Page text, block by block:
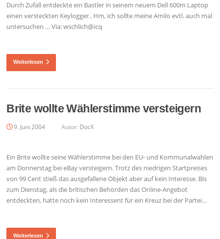
Durch Zufall entdeckte ein Bastler in seinem neuem Dell 600m Laptop
einen versteckten Keylogger.. Hm, ich sollte meine Amilo evtl. auch mal
untersuchen … Via: wschlich@icq
Weiterlesen
Brite wollte Wählerstimme versteigern
9. Juni 2004 Autor: DocX
Ein Brite wollte seine Wählerstimme bei den EU- und Kommunalwahlen
am Donnerstag bei eBay versteigern. Trotz des niedrigen Startpreises
von 99 Cent stieß das ausgefallene Objekt aber auf kein Interesse. Bis
zum Dienstag, als die britischen Behörden das Online-Angebot
entdeckten, hatte noch kein Interessent für ein Kreuz bei der Partei…
Weiterlesen